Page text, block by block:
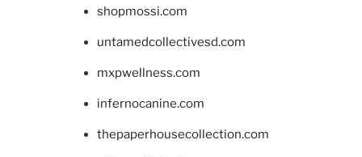
shopmossi.com
untamedcollectivesd.com
mxpwellness.com
infernocanine.com
thepaperhousecollection.com